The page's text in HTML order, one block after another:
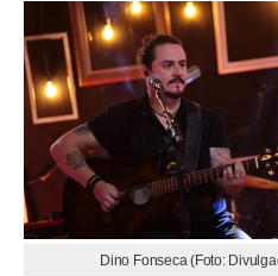
Dino Fonseca (Foto: